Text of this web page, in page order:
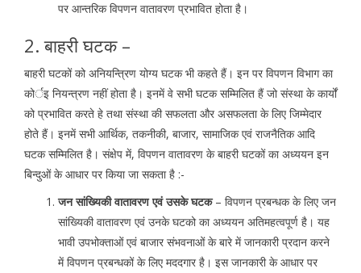
पर आन्तरिक विपणन वातावरण प्रभावित होता है।
2. बाहरी घटक –
बाहरी घटकों को अनियन्त्रिण योग्य घटक भी कहते हैं। इन पर विपणन विभाग का
कोर्इ नियन्त्रण नहीं होता है। इनमें वे सभी घटक सम्मिलित हैं जो संस्था के कार्यों
को प्रभावित करते हे तथा संस्था की सफलता और असफलता के लिए जिम्मेदार
होते हैं। इनमें सभी आर्थिक, तकनीकी, बाजार, सामाजिक एवं राजनैतिक आदि
घटक सम्मिलित है। संक्षेप में, विपणन वातावरण के बाहरी घटकों का अध्ययन इन
बिन्दुओं के आधार पर किया जा सकता है :-
जन सांख्यिकी वातावरण एवं उसके घटक– विपणन प्रबन्धक के लिए जन
सांख्यिकी वातावरण एवं उनके घटको का अध्ययन अतिमहत्वपूर्ण है। यह
भावी उपभोक्ताओं एवं बाजार संभवनाओं के बारे में जानकारी प्रदान करने
में विपणन प्रबन्धकों के लिए मददगार है। इस जानकारी के आधार पर